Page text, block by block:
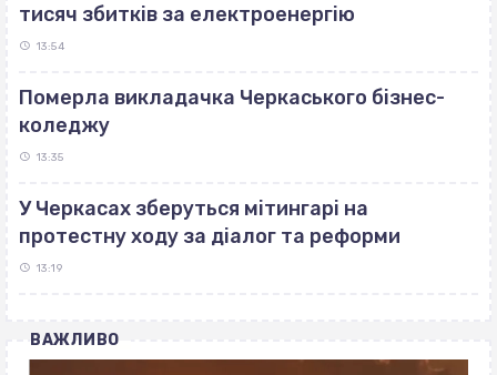
тисяч збитків за електроенергію
13:54
Померла викладачка Черкаського бізнес-
коледжу
13:35
У Черкасах зберуться мітингарі на
протестну ходу за діалог та реформи
13:19
ВАЖЛИВО